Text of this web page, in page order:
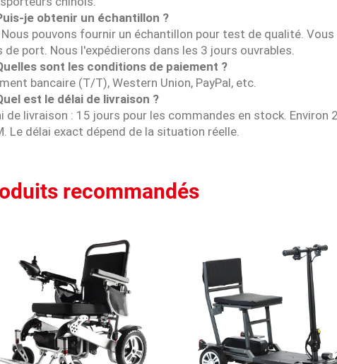
je obtenir un échantillon ?
Nous pouvons fournir un échantillon pour test de qualité.
de port. Nous l'expédierons dans les 3 jours ouvrables.
sont les conditions de paiement ?
bancaire (T/T), Western Union, PayPal, etc.
est le délai de livraison ?
de livraison : 15 jours pour les commandes en stock. Environ
Le délai exact dépend de la situation réelle.
recommandés